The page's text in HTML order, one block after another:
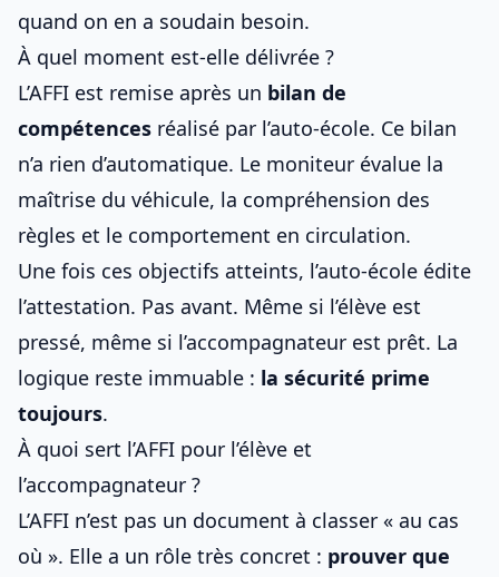
quand on en a soudain besoin.
À quel moment est-elle délivrée ?
L’AFFI est remise après un bilan de
compétences réalisé par l’auto‑école. Ce bilan
n’a rien d’automatique. Le moniteur évalue la
maîtrise du véhicule, la compréhension des
règles et le comportement en circulation.
Une fois ces objectifs atteints, l’auto‑école édite
l’attestation. Pas avant. Même si l’élève est
pressé, même si l’accompagnateur est prêt. La
logique reste immuable : la sécurité prime
toujours.
À quoi sert l’AFFI pour l’élève et
l’accompagnateur ?
L’AFFI n’est pas un document à classer « au cas
où ». Elle a un rôle très concret : prouver que